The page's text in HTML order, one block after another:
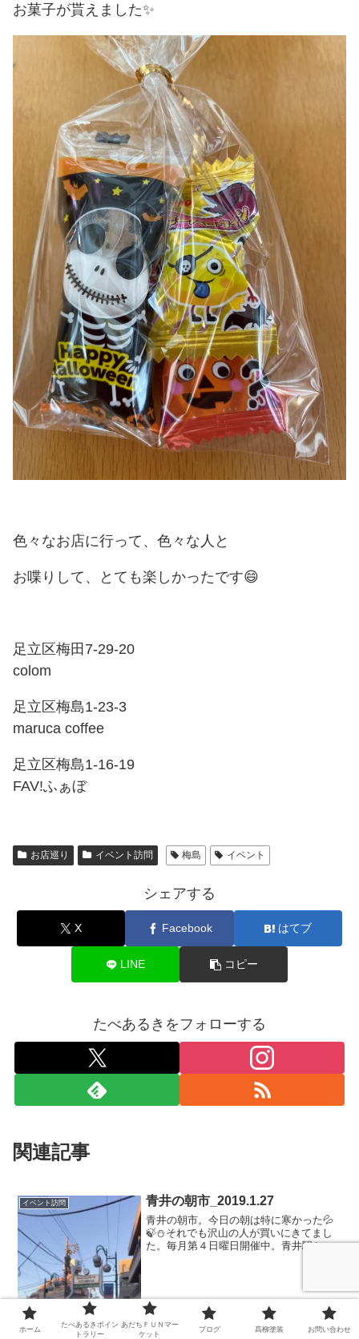
お菓子が貰えました✨
色々なお店に行って、色々な人と
お喋りして、とても楽しかったです😄
足立区梅田7-29-20
colom
足立区梅島1-23-3
maruca coffee
足立区梅島1-16-19
FAV!ふぁぼ
お店巡り イベント訪問 梅島 イベント
シェアする
X Facebook はてブ
LINE コピー
たべあるきをフォローする
関連記事
イベント訪問 青井の朝市_2019.1.27
青井の朝市。今日の朝は特に寒かった💦
🍃⛄️それでも沢山の人が買いにきてまし
た。毎月第４日曜日開催中。青井駅から
ら朝市開催してます。足...
ホーム
たべあるきポイン
トラリー
あだちＦＵＮマー
ケット
ブログ 髙柳塗装 お問い合わせ